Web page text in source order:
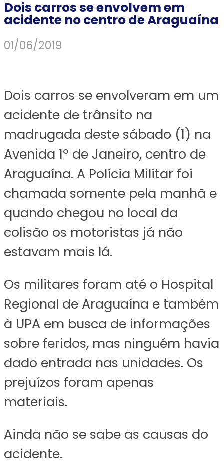
Dois carros se envolvem em
acidente no centro de Araguaína
01/06/2019
Dois carros se envolveram em um
acidente de trânsito na
madrugada deste sábado (1) na
Avenida 1º de Janeiro, centro de
Araguaína. A Polícia Militar foi
chamada somente pela manhã e
quando chegou no local da
colisão os motoristas já não
estavam mais lá.
Os militares foram até o Hospital
Regional de Araguaína e também
à UPA em busca de informações
sobre feridos, mas ninguém havia
dado entrada nas unidades. Os
prejuízos foram apenas
materiais.
Ainda não se sabe as causas do
acidente.